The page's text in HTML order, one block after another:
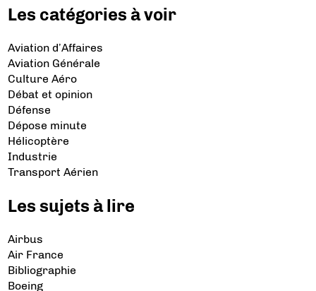
Les catégories à voir
Aviation d’Affaires
Aviation Générale
Culture Aéro
Débat et opinion
Défense
Dépose minute
Hélicoptère
Industrie
Transport Aérien
Les sujets à lire
Airbus
Air France
Bibliographie
Boeing